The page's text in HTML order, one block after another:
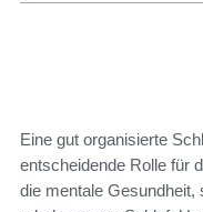
Eine gut organisierte
entscheidende Rolle für
die mentale Gesundheit,